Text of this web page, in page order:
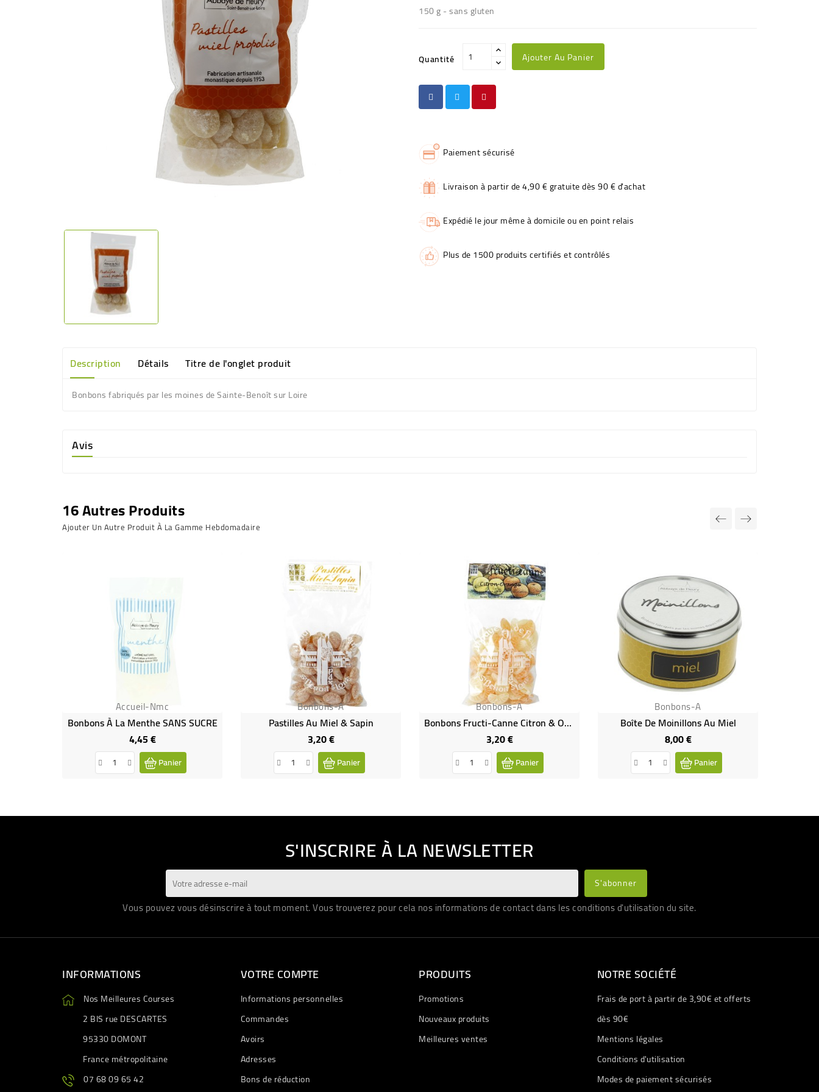
150 g - sans gluten
Quantité Ajouter Au Panier
Paiement sécurisé
Livraison à partir de 4,90 € gratuite dès 90 € d'achat
Expédié le jour même à domicile ou en point relais
Plus de 1500 produits certifiés et contrôlés
Description Détails Titre de l'onglet produit
Bonbons fabriqués par les moines de Sainte-Benoît sur Loire
Avis
16 Autres Produits
Ajouter Un Autre Produit À La Gamme Hebdomadaire
Accueil-Nmc
Bonbons À La Menthe SANS SUCRE
4,45 €Prix
Panier
Bonbons-A
Pastilles Au Miel & Sapin
3,20 €Prix
Panier
Bonbons-A
Bonbons Fructi-Canne Citron & Orange
3,20 €Prix
Panier
Bonbons-A
Boîte De Moinillons Au Miel
8,00 €Prix
Panier
S'INSCRIRE À LA NEWSLETTER
Vous pouvez vous désinscrire à tout moment. Vous trouverez pour cela nos informations de contact dans les conditions d'utilisation du site.
INFORMATIONS
Nos Meilleures Courses
2 BIS rue DESCARTES
95330 DOMONT
France métropolitaine
07 68 09 65 42
VOTRE COMPTE
Informations personnelles
Commandes
Avoirs
Adresses
Bons de réduction
PRODUITS
Promotions
Nouveaux produits
Meilleures ventes
NOTRE SOCIÉTÉ
Frais de port à partir de 3,90€ et offerts
dès 90€
Mentions légales
Conditions d'utilisation
Modes de paiement sécurisés